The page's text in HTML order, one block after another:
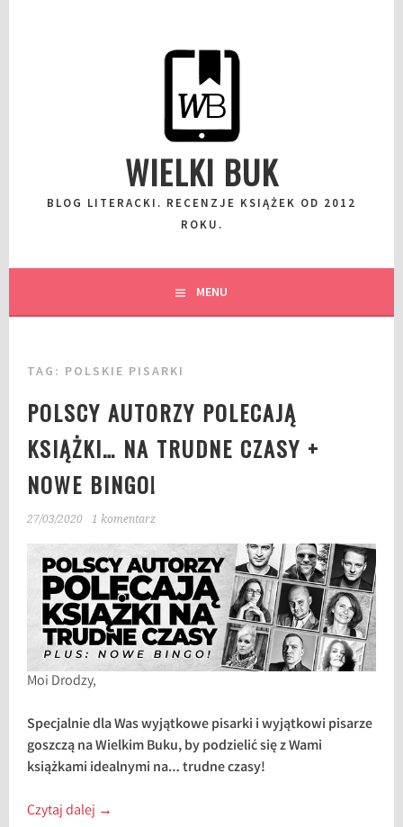
WIELKI BUK
BLOG LITERACKI. RECENZJE KSIĄŻEK OD 2012
ROKU.
MENU
TAG: POLSKIE PISARKI
POLSCY AUTORZY POLECAJĄ
KSIĄŻKI… NA TRUDNE CZASY +
NOWE BINGO!
27/03/2020 1 komentarz
Moi Drodzy,
Specjalnie dla Was wyjątkowe pisarki i wyjątkowi pisarze
goszczą na Wielkim Buku, by podzielić się z Wami
książkami idealnymi na… trudne czasy!
Czytaj dalej →